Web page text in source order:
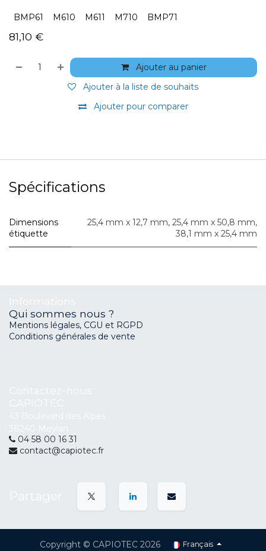
BMP61 M610 M611 M710 BMP71
81,10 €
Ajouter au panier
Ajouter pour comparer
Ajouter à la liste de souhaits
Spécifications
Dimensions
étiquette
25,4 mm x 12,7 mm, 25,4 mm x 50,8 mm,
38,1 mm x 25,4 mm
Qui sommes nous ?
Mentions légales, CGU et RGPD
Conditions générales de vente
04 58 00 16 31
contact@capiotec.fr
Copyright © CAPIOTEC 2026 Français